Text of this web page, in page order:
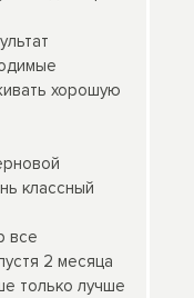
хорошую
классный
все
2 месяца
только лучше